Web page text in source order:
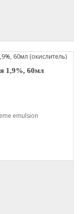
1,9%, 60мл
emulsion